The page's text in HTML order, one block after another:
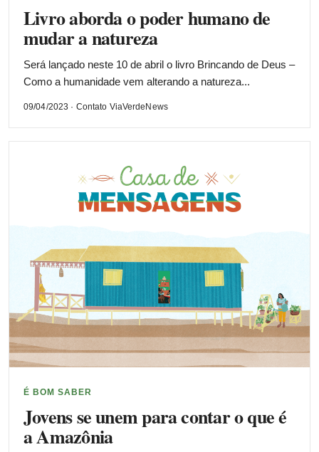
Livro aborda o poder humano de
mudar a natureza
Será lançado neste 10 de abril o livro Brincando de Deus –
Como a humanidade vem alterando a natureza...
09/04/2023 · Contato ViaVerdeNews
É BOM SABER
Jovens se unem para contar o que é
a Amazônia